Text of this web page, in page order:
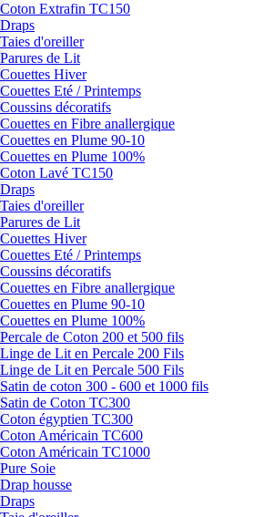
Coton Extrafin TC150
Draps
Taies d'oreiller
Parures de Lit
Couettes Hiver
Couettes Eté / Printemps
Coussins décoratifs
Couettes en Fibre anallergique
Couettes en Plume 90-10
Couettes en Plume 100%
Coton Lavé TC150
Draps
Taies d'oreiller
Parures de Lit
Couettes Hiver
Couettes Eté / Printemps
Coussins décoratifs
Couettes en Fibre anallergique
Couettes en Plume 90-10
Couettes en Plume 100%
Percale de Coton 200 et 500 fils
Linge de Lit en Percale 200 Fils
Linge de Lit en Percale 500 Fils
Satin de coton 300 - 600 et 1000 fils
Satin de Coton TC300
Coton égyptien TC300
Coton Américain TC600
Coton Américain TC1000
Pure Soie
Drap housse
Draps